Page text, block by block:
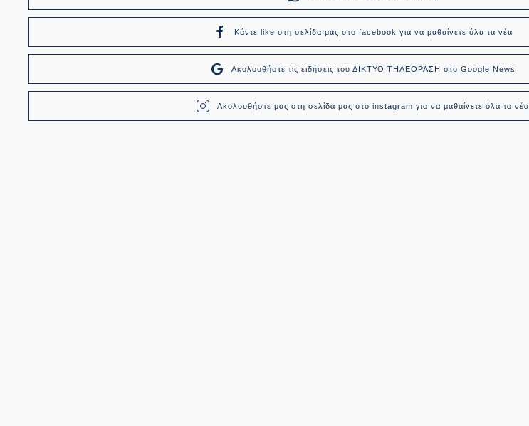
Κάντε like στη σελίδα μας στο facebook για να μαθαίνετε όλα τα νέα
Ακολουθήστε τις ειδήσεις του ΔΙΚΤΥΟ ΤΗΛΕΟΡΑΣΗ στο Google News
Ακολουθήστε μας στη σελίδα μας στο instagram για να μαθαίνετε όλα τα νέα